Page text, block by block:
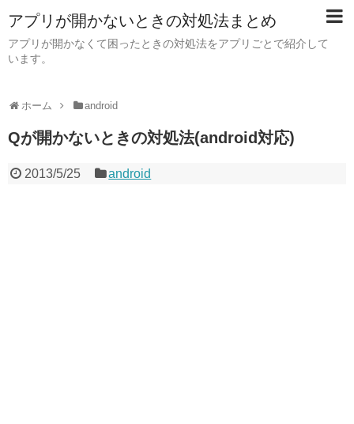
アプリが開かないときの対処法まとめ
アプリが開かなくて困ったときの対処法をアプリごとで紹介して
います。
ホーム android
Qが開かないときの対処法(android対応)
2013/5/25 android